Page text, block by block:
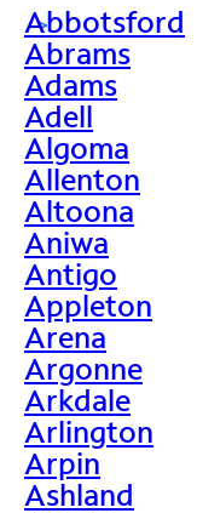
>
Abbotsford
Abrams
Adams
Adell
Algoma
Allenton
Altoona
Aniwa
Antigo
Appleton
Arena
Argonne
Arkdale
Arlington
Arpin
Ashland